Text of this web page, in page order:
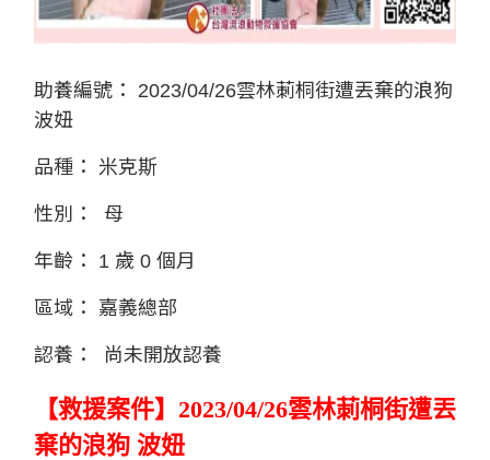
助養編號： 2023/04/26雲林莿桐街遭丟棄的浪狗
波妞
品種： 米克斯
性別： 母
年齡： 1 歲 0 個月
區域： 嘉義總部
認養： 尚未開放認養
【救援案件】 2023/04/26雲林莿桐街遭丟
棄的浪狗 波妞